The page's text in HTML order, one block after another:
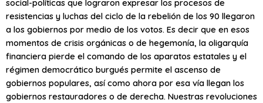
social-políticas que lograron expresar los procesos de
resistencias y luchas del ciclo de la rebelión de los 90 llegaron
a los gobiernos por medio de los votos. Es decir que en esos
momentos de crisis orgánicas o de hegemonía, la oligarquía
financiera pierde el comando de los aparatos estatales y el
régimen democrático burgués permite el ascenso de
gobiernos populares, así como ahora por esa vía llegan los
gobiernos restauradores o de derecha. Nuestras revoluciones